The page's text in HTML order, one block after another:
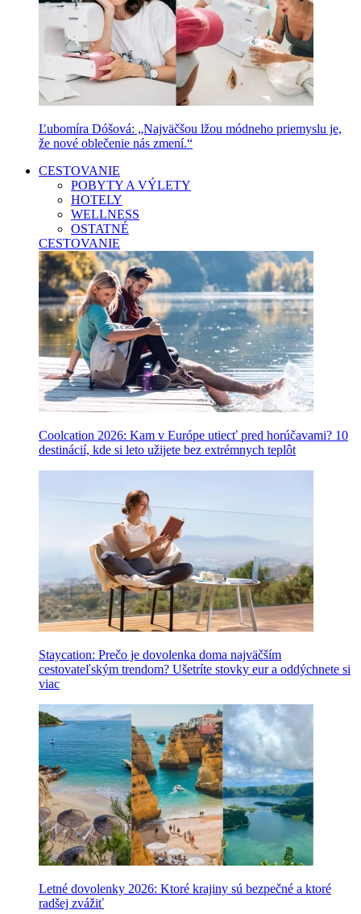
Ľubomíra Dóšová: „Najväčšou lžou módneho priemyslu je,
že nové oblečenie nás zmení.“
CESTOVANIE
POBYTY A VÝLETY
HOTELY
WELLNESS
OSTATNÉ
CESTOVANIE
Coolcation 2026: Kam v Európe utiecť pred horúčavami? 10
destinácií, kde si leto užijete bez extrémnych teplôt
Staycation: Prečo je dovolenka doma najväčším
cestovateľským trendom? Ušetríte stovky eur a oddýchnete si
viac
Letné dovolenky 2026: Ktoré krajiny sú bezpečné a ktoré
radšej zvážiť